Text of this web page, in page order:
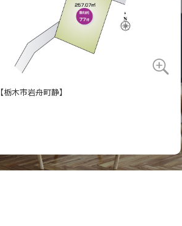
【栃木市岩舟町静】